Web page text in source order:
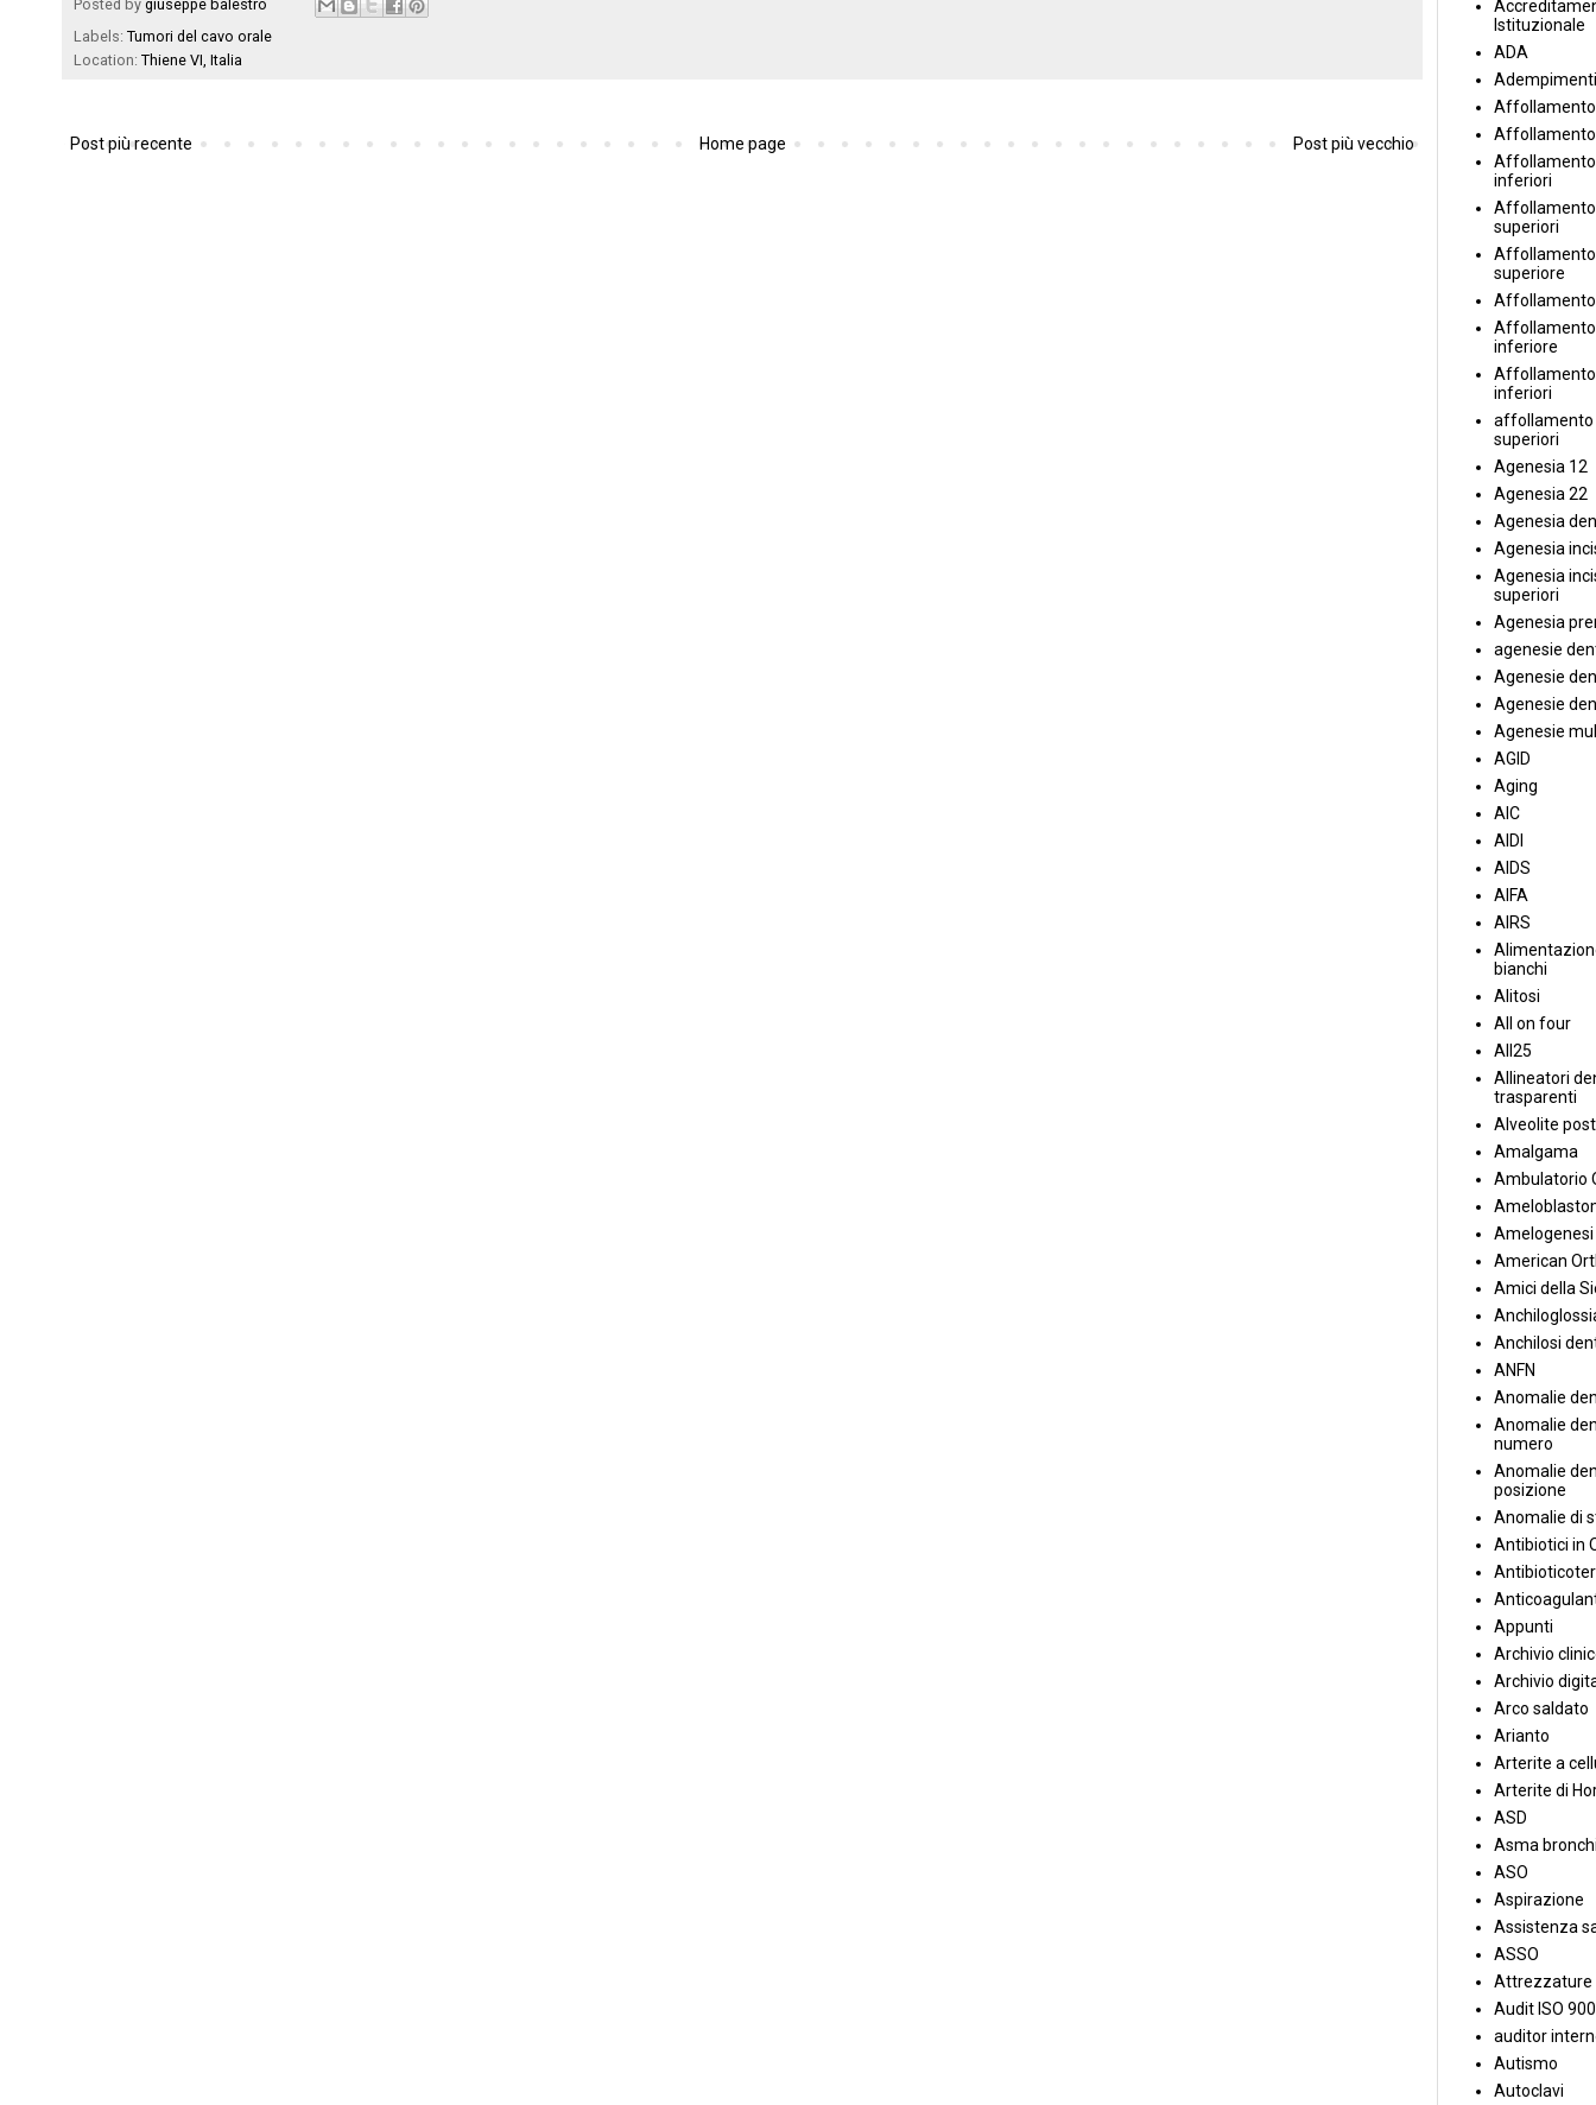
Posted by giuseppe balestro
Labels: Tumori del cavo orale
Location: Thiene VI, Italia
Post più recente Post più vecchio
Home page
Istituzionale
ADA
Adempimenti
Affollamento
inferiori
Affollamento
superiori
Affollamento
superiore
inferiore
Affollamento
inferiori
affollamento
superiori
Agenesia 12
Agenesia 22
Agenesia
Agenesia
Agenesia
superiori
Agenesia
agenesie
Agenesie
Agenesie
Agenesie
AGID
Aging
AIC
AIDI
AIDS
AIFA
AIRS
bianchi
Alitosi
All on four
All25
Allineatori
trasparenti
Alveolite
Amalgama
Ambulatorio
American
Amici della
Anchilosi
ANFN
Anomalie
Anomalie
numero
Anomalie
posizione
Anomalie di
Antibiotici in
Appunti
Archivio
Archivio
Arco saldato
Arianto
Arterite a
Arterite di
ASD
Asma
ASO
Aspirazione
Assistenza
ASSO
Attrezzature
Audit ISO
auditor
Autismo
Autoclavi